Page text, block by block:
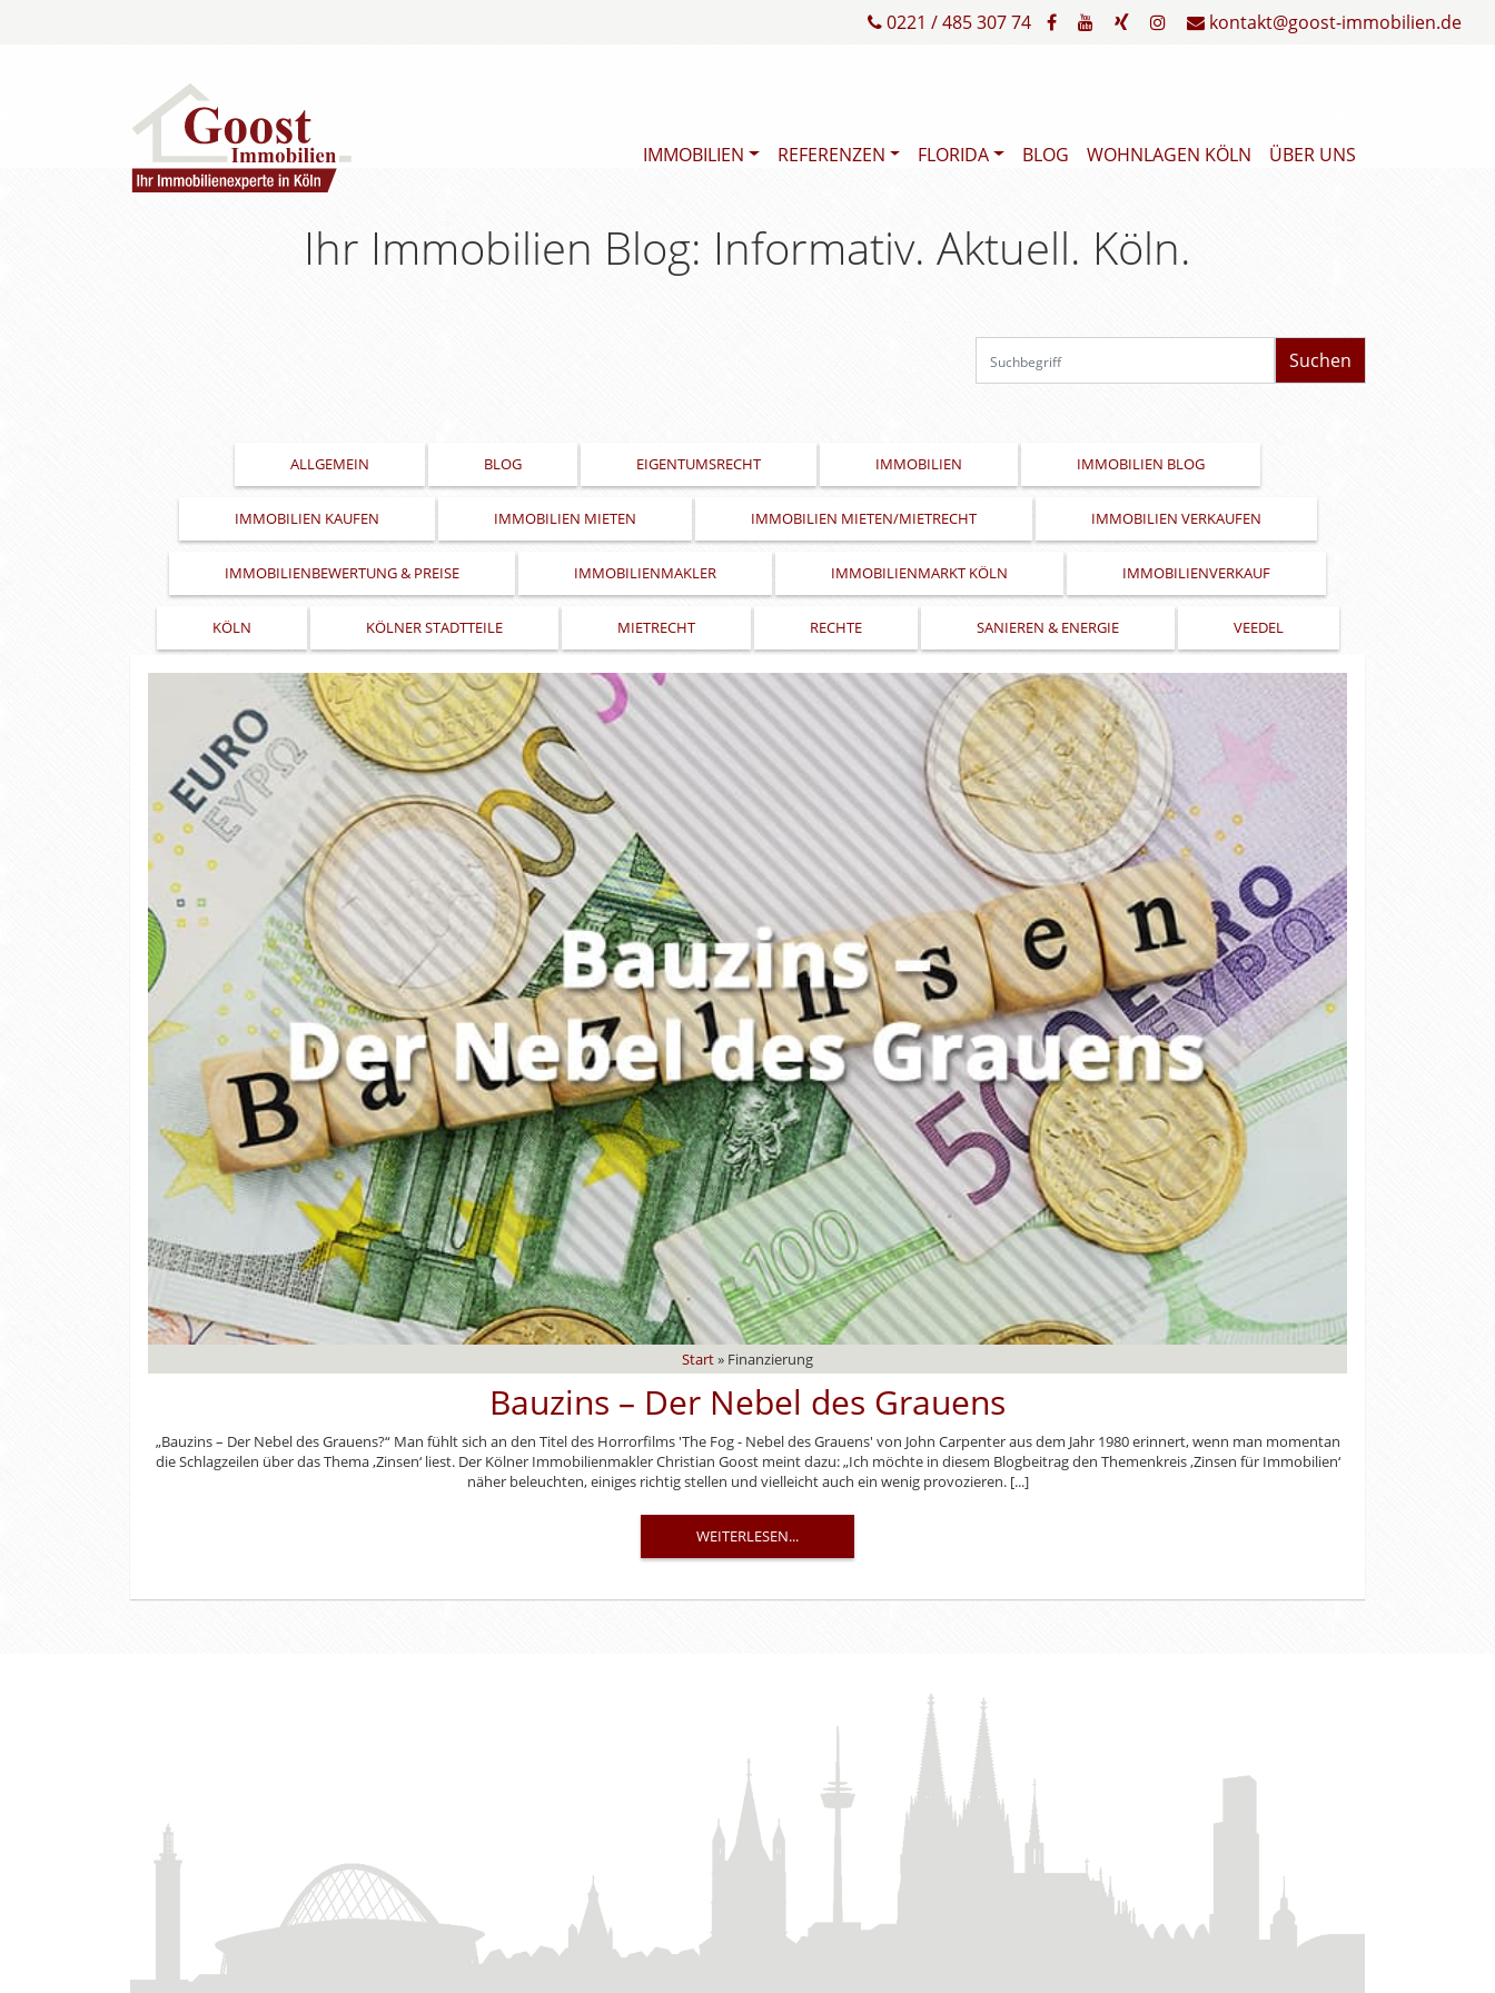
0221 / 485 307 74 kontakt@goost-immobilien.de
IMMOBILIEN REFERENZEN FLORIDA BLOG WOHNLAGEN KÖLN ÜBER UNS
Ihr Immobilien Blog: Informativ. Aktuell. Köln.
ALLGEMEIN BLOG EIGENTUMSRECHT IMMOBILIEN IMMOBILIEN BLOG
IMMOBILIEN KAUFEN IMMOBILIEN MIETEN IMMOBILIEN MIETEN/MIETRECHT IMMOBILIEN VERKAUFEN
IMMOBILIENBEWERTUNG & PREISE IMMOBILIENMAKLER IMMOBILIENMARKT KÖLN IMMOBILIENVERKAUF
KÖLN KÖLNER STADTTEILE MIETRECHT RECHTE SANIEREN & ENERGIE VEEDEL
Start» Finanzierung
Bauzins – Der Nebel des Grauens
„Bauzins – Der Nebel des Grauens?“ Man fühlt sich an den Titel des Horrorfilms 'The Fog - Nebel des Grauens' von John Carpenter aus dem Jahr 1980 erinnert, wenn man momentan
die Schlagzeilen über das Thema ‚Zinsen‘ liest. Der Kölner Immobilienmakler Christian Goost meint dazu: „Ich möchte in diesem Blogbeitrag den Themenkreis ‚Zinsen für Immobilien‘
näher beleuchten, einiges richtig stellen und vielleicht auch ein wenig provozieren. [...]
WEITERLESEN...